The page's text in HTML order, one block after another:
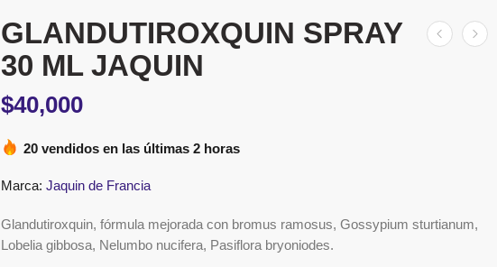
GLANDUTIROXQUIN SPRAY
30 ML JAQUIN
$40,000
20 vendidos en las últimas 2 horas
Marca: Jaquin de Francia
Glandutiroxquin, fórmula mejorada con bromus ramosus, Gossypium sturtianum,
Lobelia gibbosa, Nelumbo nucifera, Pasiflora bryoniodes.